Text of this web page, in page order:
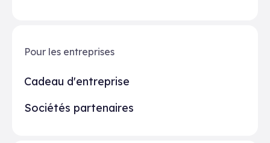
Pour les entreprises
Cadeau d'entreprise
Sociétés partenaires